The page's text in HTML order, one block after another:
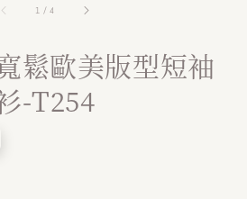
1 /4
鬆歐美版型短袖
-T254